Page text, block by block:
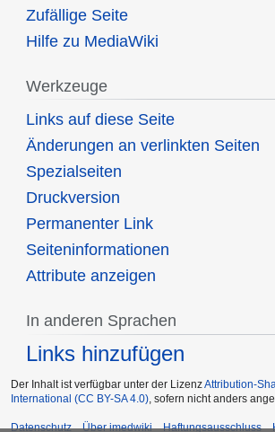
Zufällige Seite
Hilfe zu MediaWiki
Werkzeuge
Links auf diese Seite
Änderungen an verlinkten Seiten
Spezialseiten
Druckversion
Permanenter Link
Seiten­informationen
Attribute anzeigen
In anderen Sprachen
Links hinzufügen
Der Inhalt ist verfügbar unter der LizenzAttribution-
International (CC BY-SA 4.0), sofern nicht anders
Datenschutz Über imedwiki Haftungsausschluss